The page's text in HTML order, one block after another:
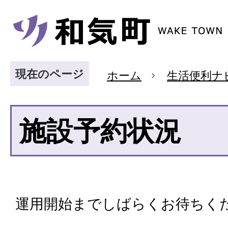
現在のページ ホーム 生活便利ナ
施設予約状況
運用開始までしばらくお待ちく